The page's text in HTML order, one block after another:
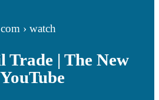
› watch
Trade | The New